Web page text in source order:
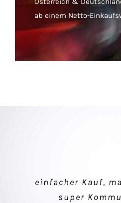
ab einem Netto-
einfacher Kauf,
super
Verkäufer sehr
Lieferung,